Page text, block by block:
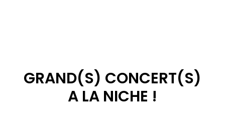
GRAND(S) CONCERT(S)
A LA NICHE !